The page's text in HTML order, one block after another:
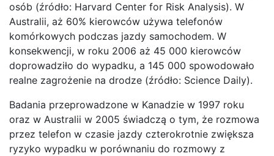
osób (źródło: Harvard Center for Risk Analysis). W
Australii, aż 60% kierowców używa telefonów
komórkowych podczas jazdy samochodem. W
konsekwencji, w roku 2006 aż 45 000 kierowców
doprowadziło do wypadku, a 145 000 spowodowało
realne zagrożenie na drodze (źródło: Science Daily).
Badania przeprowadzone w Kanadzie w 1997 roku
oraz w Australii w 2005 świadczą o tym, że rozmowa
przez telefon w czasie jazdy czterokrotnie zwiększa
ryzyko wypadku w porównaniu do rozmowy z